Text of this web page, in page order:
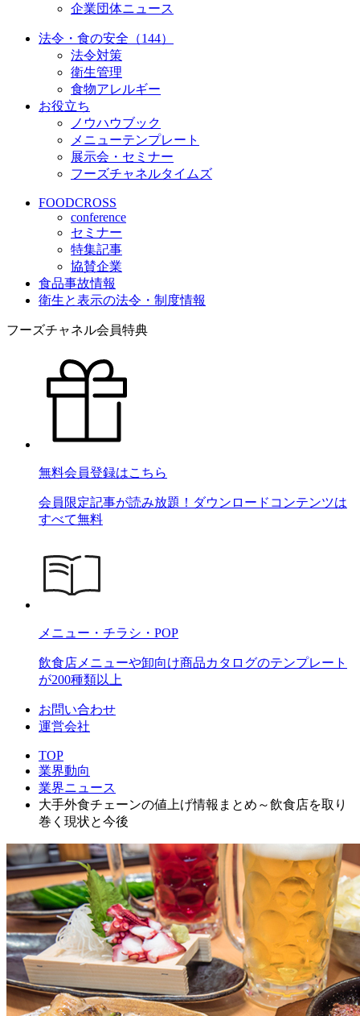
企業団体ニュース
法令・食の安全（144）
法令対策
衛生管理
食物アレルギー
お役立ち
ノウハウブック
メニューテンプレート
展示会・セミナー
フーズチャネルタイムズ
FOODCROSS
conference
セミナー
特集記事
協賛企業
食品事故情報
衛生と表示の法令・制度情報
フーズチャネル会員特典
無料会員登録はこちら
会員限定記事が読み放題！ダウンロードコンテンツは
すべて無料
メニュー・チラシ・POP
飲食店メニューや卸向け商品カタログのテンプレート
が200種類以上
お問い合わせ
運営会社
TOP
業界動向
業界ニュース
大手外食チェーンの値上げ情報まとめ～飲食店を取り
巻く現状と今後